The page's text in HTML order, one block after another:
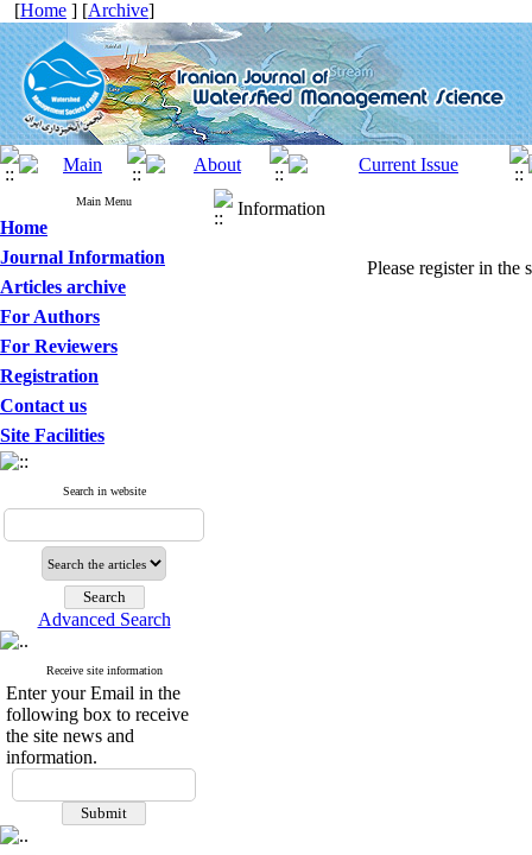
[Home ] [Archive]
Main Menu
Home
Journal Information
Articles archive
For Authors
For Reviewers
Registration
Contact us
Site Facilities
Search in website
Advanced Search
Receive site information
Enter your Email in the
following box to receive
the site news and
information.
Information
Please register in